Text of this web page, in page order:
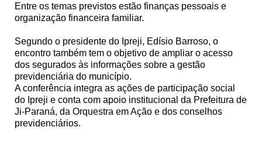
Entre os temas previstos estão finanças pessoais e
organização financeira familiar.
Segundo o presidente do Ipreji, Edísio Barroso, o
encontro também tem o objetivo de ampliar o acesso
dos segurados às informações sobre a gestão
previdenciária do município.
A conferência integra as ações de participação social
do Ipreji e conta com apoio institucional da Prefeitura de
Ji-Paraná, da Orquestra em Ação e dos conselhos
previdenciários.